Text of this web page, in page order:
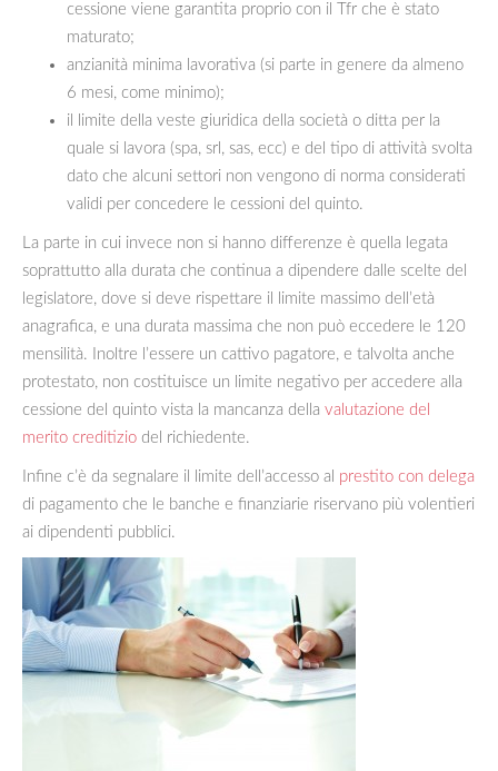
cessione viene garantita proprio con il Tfr che è stato
maturato;
anzianità minima lavorativa (si parte in genere da almeno
6 mesi, come minimo);
il limite della veste giuridica della società o ditta per la
quale si lavora (spa, srl, sas, ecc) e del tipo di attività svolta
dato che alcuni settori non vengono di norma considerati
validi per concedere le cessioni del quinto.
La parte in cui invece non si hanno differenze è quella legata
soprattutto alla durata che continua a dipendere dalle scelte del
legislatore, dove si deve rispettare il limite massimo dell’età
anagrafica, e una durata massima che non può eccedere le 120
mensilità. Inoltre l’essere un cattivo pagatore, e talvolta anche
protestato, non costituisce un limite negativo per accedere alla
cessione del quinto vista la mancanza della valutazione del
merito creditizio del richiedente.
Infine c’è da segnalare il limite dell’accesso al prestito con delega
di pagamento che le banche e finanziarie riservano più volentieri
ai dipendenti pubblici.